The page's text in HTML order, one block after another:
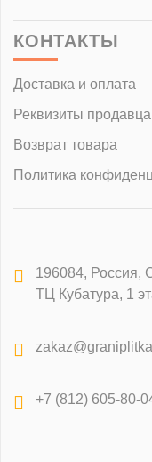
КОНТАКТЫ
Доставка и оплата
Реквизиты продавца
Возврат товара
Политика
196084, Россия,
ТЦ Кубатура, 1
+7 (812) 605-80-